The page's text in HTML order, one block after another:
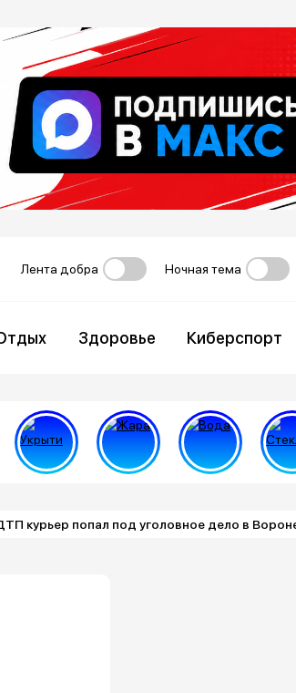
Лента добра Ночная тема
Здоровье Киберспорт
курьер попал под уголовное дело в